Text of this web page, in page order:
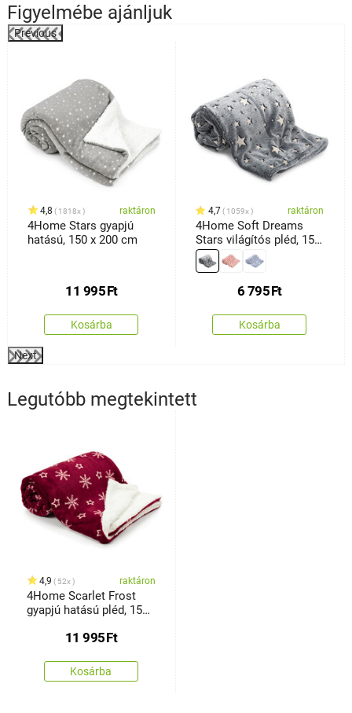
Figyelmébe ajánljuk
Previous
4,8 1818x raktáron
4Home Stars gyapjú
hatású, 150 x 200 cm
11 995Ft
Kosárba
4,7 1059x raktáron
4Home Soft Dreams
Stars világítós pléd, 150
x 200 cm
6 795Ft
Kosárba
Next
Legutóbb megtekintett
4,9 52x raktáron
4Home Scarlet Frost
gyapjú hatású pléd, 150
11 995Ft
Kosárba